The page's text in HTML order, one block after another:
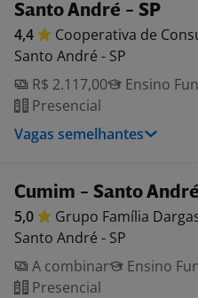
Santo André - SP
4,4 Cooperativa de
Santo André - SP
R$ 2.117,00
Ensino
Presencial
Vagas semelhantes
Cumim - Santo André
5,0 Grupo Família
Santo André - SP
A combinar
Ensino
Presencial